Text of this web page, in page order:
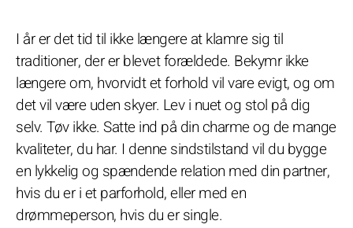
I år er det tid til ikke længere at klamre sig til
traditioner, der er blevet forældede. Bekymr ikke
længere om, hvorvidt et forhold vil vare evigt, og om
det vil være uden skyer. Lev i nuet og stol på dig
selv. Tøv ikke. Satte ind på din charme og de mange
kvaliteter, du har. I denne sindstilstand vil du bygge
en lykkelig og spændende relation med din partner,
hvis du er i et parforhold, eller med en
drømmeperson, hvis du er single.